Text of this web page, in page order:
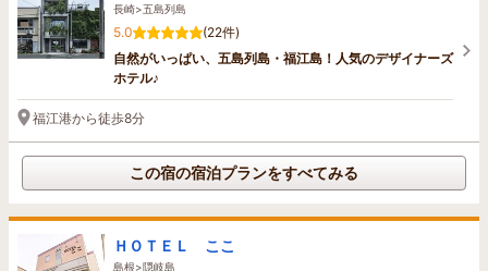
長崎>五島列島
5.0
(22件)
自然がいっぱい、五島列島・福江島！人気のデザイナーズ
ホテル♪
福江港から徒歩8分
この宿の宿泊プランをすべてみる
ＨＯＴＥＬ ここ
島根>隠岐島